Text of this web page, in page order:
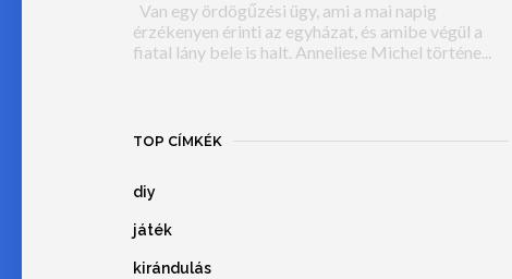
Van egy ördögűzési ügy, ami a mai napig
érzékenyen érinti az egyházat, és amibe végül a
fiatal lány bele is halt. Anneliese Michel történe...
TOP CÍMKÉK
diy
játék
kirándulás